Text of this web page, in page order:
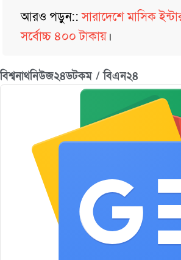
আরও পড়ুন::সারাদেশে মাসিক
সর্বোচ্চ ৪০০ টাকায়।
বিশ্বনাথনিউজ২৪ডটকম / বিএন২৪